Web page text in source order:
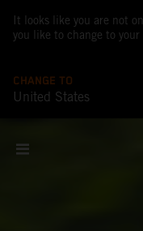
It looks like you are not
you like to change to
CHANGE TO
United States